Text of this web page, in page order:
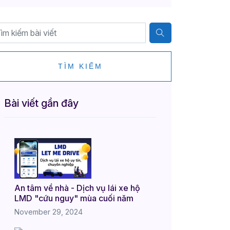
TÌM KIẾM
Bài viết gần đây
An tâm về nhà - Dịch vụ lái xe hộ
LMD "cứu nguy" mùa cuối năm
November 29, 2024